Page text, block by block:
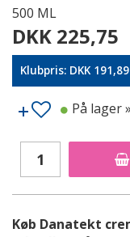
500 ML
DKK 225,75
Klubpris: DKK 191,89
På lager
Køb Danatekt